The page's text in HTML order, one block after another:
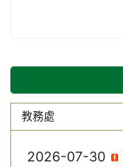
教務處
2026-07-30